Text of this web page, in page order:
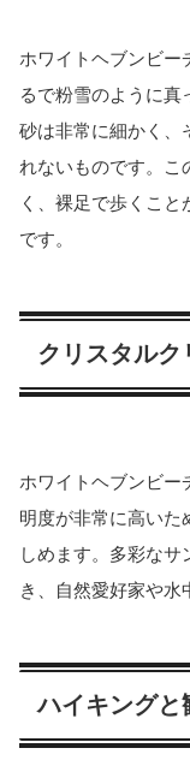
ホワイトヘブンビー
るで粉雪のように
砂は非常に細かく、
れないものです。こ
く、裸足で歩くこ
です。
クリスタルク
ホワイトヘブンビー
明度が非常に高いた
しめます。多彩な
き、自然愛好家や水
ハイキングと